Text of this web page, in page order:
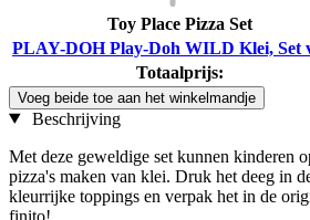
Toy Place Pizza Set
PLAY-DOH Play-Doh WILD Klei, Set
Totaalprijs:
Voeg beide toe aan het winkelmandje
Beschrijving
Met deze geweldige set kunnen kinderen
pizza's maken van klei. Druk het deeg in
kleurrijke toppings en verpak het in de
finito!